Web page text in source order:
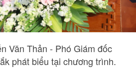
Văn Thản - Phó Giám đốc
phát biểu tại chương trình.